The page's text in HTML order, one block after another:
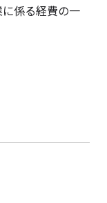
係る経費の一